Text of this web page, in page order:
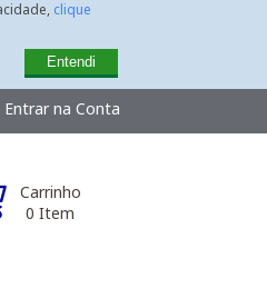
clique
Entendi
Entrar na Conta
Carrinho
0 Item